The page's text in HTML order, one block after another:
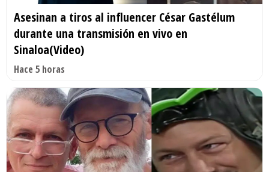
Asesinan a tiros al influencer César Gastélum
durante una transmisión en vivo en
Sinaloa(Video)
Hace 5 horas